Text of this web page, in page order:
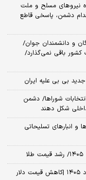
نیروهای مسلح و ملت
دشمن، پاسخی قاطع
و دانشمندان جوان/
کشور باقی نمی‌گذارد/
بی بی علیه ایران
شوراها/ دشمن
شکل دهند
انبارهای تسلیحاتی